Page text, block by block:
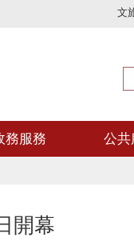
文
務服務 公共
開幕